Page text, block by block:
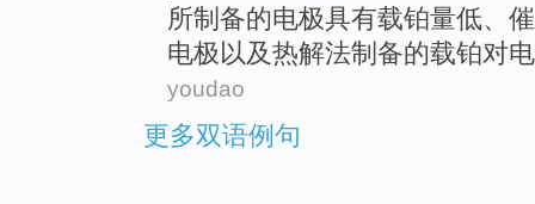
所制备的电极具有载铂量低、
电极 以及热解法制 备的载铂对
youdao
更多双语例句